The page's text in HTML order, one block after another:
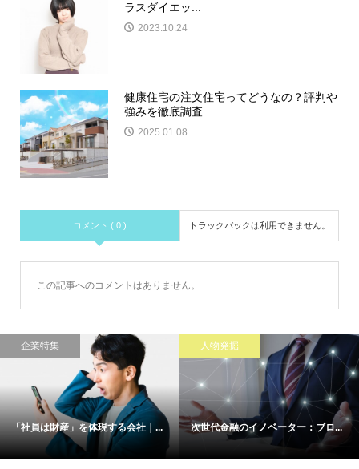
ラスダイエッ...
2023.10.24
健康住宅の注文住宅ってどうなの？評判や
強みを徹底調査
2025.01.08
コメント ( 0 ) トラックバックは利用できません。
この記事へのコメントはありません。
企業特集
「社員は財産」を体現する会社｜...
人物発掘
次世代金融のイノベーター：ブロ...